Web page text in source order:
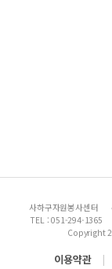
사하구자원봉사센터
TEL : 051-294-1365
Copyright
이용약관 |